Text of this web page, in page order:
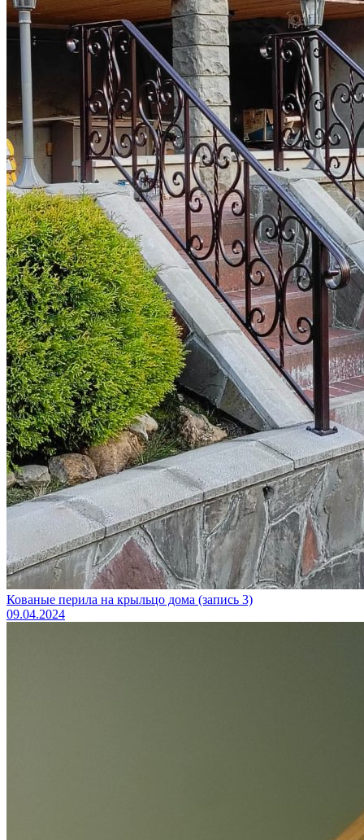
Кованые перила на крыльцо дома (запись 3)
09.04.2024